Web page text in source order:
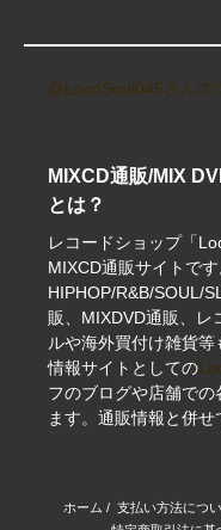
@LocoSoul045さんの
MIXCD通販/MIX
とは？
レコードショップ「
MIXCD通販サイトです
HIPHOP/R&B/SOUL/
販、MIXDVD通販、レ
ルや海外買付け雑貨
情報サイトとしての
フのブログや店舗で
ます。通販情報と併せ
ホーム / 支払い方法につ